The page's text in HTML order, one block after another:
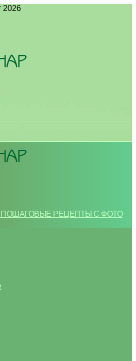
2026
ПОШАГОВЫЕ РЕЦЕПТЫ С ФОТО